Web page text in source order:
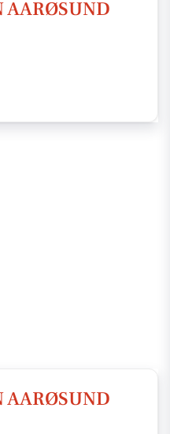
AARØSUND
AARØSUND